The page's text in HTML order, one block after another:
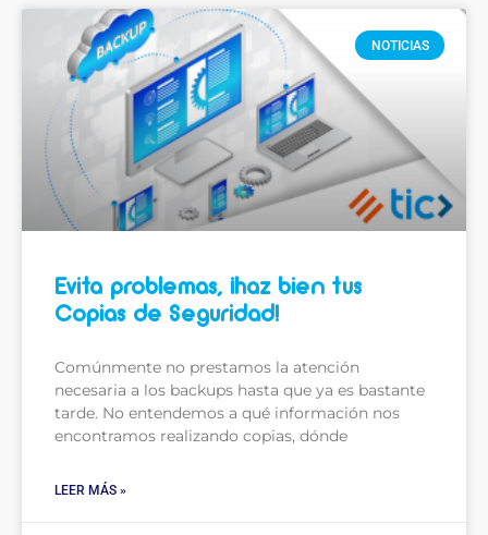
NOTICIAS
Evita problemas, ¡haz bien tus
Copias de Seguridad!
Comúnmente no prestamos la atención
necesaria a los backups hasta que ya es bastante
tarde. No entendemos a qué información nos
encontramos realizando copias, dónde
LEER MÁS »